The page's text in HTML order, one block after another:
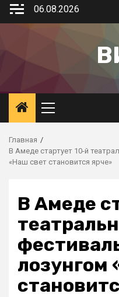
06.08.2026
Главная
В Амеде стартует 10-й
«Наш свет становится ярче»
В Амеде
лозунгом